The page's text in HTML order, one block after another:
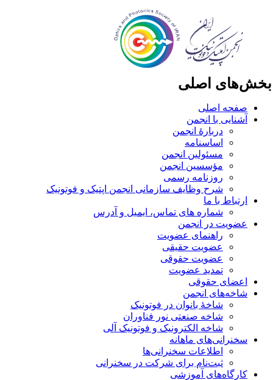
اصلی
صفحه اصلی
آشنایی با انجمن
دربارۀ انجمن
اساسنامه
مسئولین انجمن
مؤسسین انجمن
روزنامه رسمی
شرح وظایف سازمانی انجمن اپتیک و فوتونیک
ارتباط با ما
شماره های تماس، ایمیل و آدرس
عضویت در انجمن
راهنمای عضویت
عضویت حقیقی
عضویت حقوقی
تمدید عضویت
اعضای حقوقی
شاخه‌های انجمن
شاخۀ بانوان در فوتونیک
شاخه صنعتی نور فناوران
شاخه‌ الکترونیک و فوتونیک آلی
سخنرانی‌های ماهانه
اطلاعات سخنرانی‌‌ها
ثبت‌نام برای شرکت در سخنرانی
کارگاه‌های آموزشی